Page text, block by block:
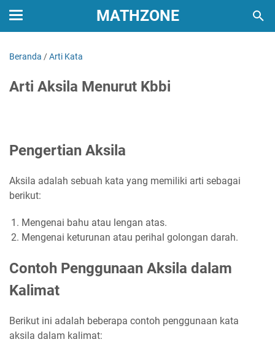
MATHZONE
Beranda /Arti Kata
Arti Aksila Menurut Kbbi
Pengertian Aksila
Aksila adalah sebuah kata yang memiliki arti sebagai
berikut:
Mengenai bahu atau lengan atas.
Mengenai keturunan atau perihal golongan darah.
Contoh Penggunaan Aksila dalam
Kalimat
Berikut ini adalah beberapa contoh penggunaan kata
aksila dalam kalimat: